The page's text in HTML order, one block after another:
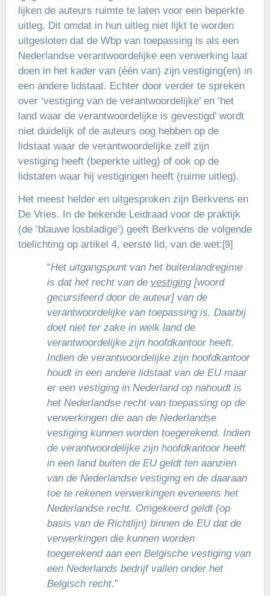
lijken de auteurs ruimte te laten voor een beperkte
uitleg. Dit omdat in hun uitleg niet lijkt te worden
uitgesloten dat de Wbp van toepassing is als een
Nederlandse verantwoordelijke een verwerking laat
doen in het kader van (één van) zijn vestiging(en) in
een andere lidstaat. Echter door verder te spreken
over ‘vestiging van de verantwoordelijke’ en ‘het
land waar de verantwoordelijke is gevestigd’ wordt
niet duidelijk of de auteurs oog hebben op de
lidstaat waar de verantwoordelijke zelf zijn
vestiging heeft (beperkte uitleg) of ook op de
lidstaten waar hij vestigingen heeft (ruime uitleg).
Het meest helder en uitgesproken zijn Berkvens en
De Vries. In de bekende Leidraad voor de praktijk
(de ‘blauwe losbladige’) geeft Berkvens de volgende
toelichting op artikel 4, eerste lid, van de wet:[9]
“Het uitgangspunt van het buitenlandregime
is dat het recht van de vestiging[woord
gecursifeerd door de auteur] van de
verantwoordelijke van toepassing is. Daarbij
doet niet ter zake in welk land de
verantwoordelijke zijn hoofdkantoor heeft.
Indien de verantwoordelijke zijn hoofdkantoor
houdt in een andere lidstaat van de EU maar
er een vestiging in Nederland op nahoudt is
het Nederlandse recht van toepassing op de
verwerkingen die aan de Nederlandse
vestiging kunnen worden toegerekend. Indien
de verantwoordelijke zijn hoofdkantoor heeft
in een land buiten de EU geldt ten aanzien
van de Nederlandse vestiging en de daaraan
toe te rekenen verwerkingen eveneens het
Nederlandse recht. Omgekeerd geldt (op
basis van de Richtlijn) binnen de EU dat de
verwerkingen die kunnen worden
toegerekend aan een Belgische vestiging van
een Nederlands bedrijf vallen onder het
Belgisch recht.”